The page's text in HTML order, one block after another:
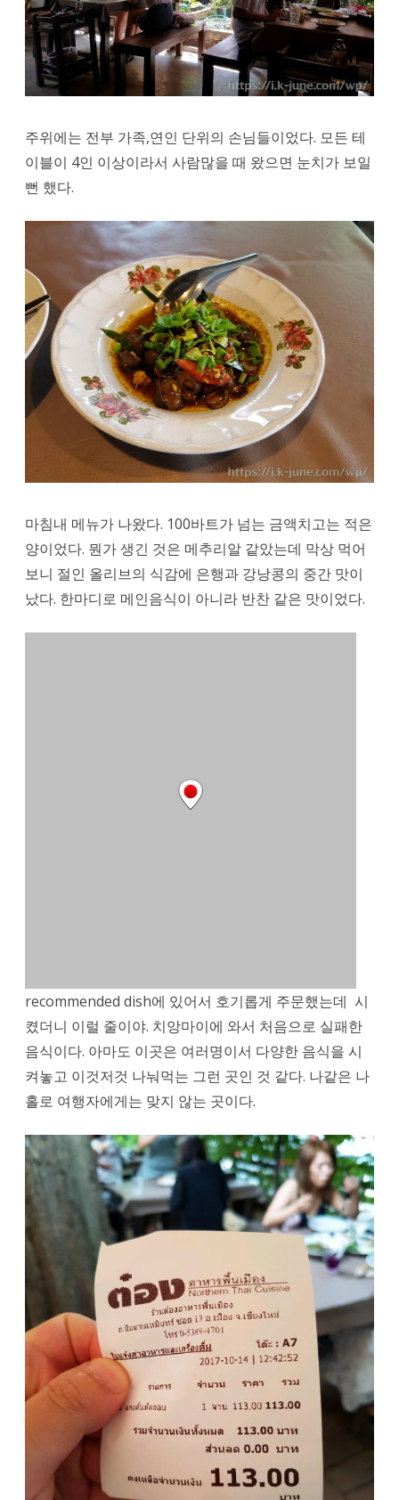
주위에는 전부 가족,연인 단위의 손님들이었다. 모든 테
이블이 4인 이상이라서 사람많을 때 왔으면 눈치가 보일
뻔 했다.
마침내 메뉴가 나왔다. 100바트가 넘는 금액치고는 적은
양이었다. 뭔가 생긴 것은 메추리알 같았는데 막상 먹어
보니 절인 올리브의 식감에 은행과 강낭콩의 중간 맛이
났다. 한마디로 메인음식이 아니라 반찬 같은 맛이었다.
recommended dish에 있어서 호기롭게 주문했는데 시
켰더니 이럴 줄이야. 치앙마이에 와서 처음으로 실패한
음식이다. 아마도 이곳은 여러명이서 다양한 음식을 시
켜놓고 이것저것 나눠먹는 그런 곳인 것 같다. 나같은 나
홀로 여행자에게는 맞지 않는 곳이다.